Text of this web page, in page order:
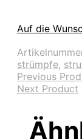
Auf die
strümpfe,
Previous
Next Product